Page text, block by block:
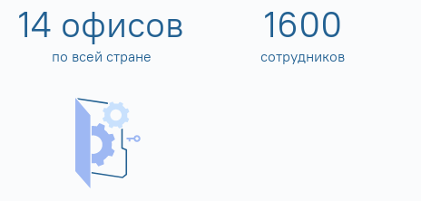
14 офисов
по всей стране
1600
сотрудников